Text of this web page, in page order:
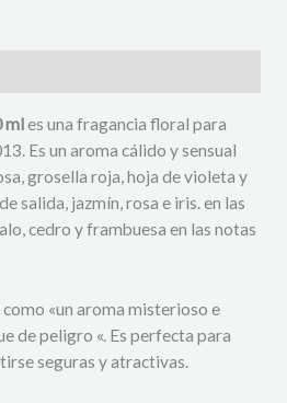
mles una fragancia floral para
Es un aroma cálido y sensual
grosella roja, hoja de violeta y
salida, jazmín, rosa e iris. en las
cedro y frambuesa en las notas
«un aroma misterioso e
de peligro «. Es perfecta para
seguras y atractivas.